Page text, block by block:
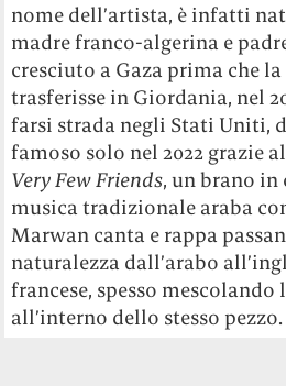
nome dell’artista, è infatti
madre franco-algerina e
cresciuto a Gaza prima che
trasferisse in Giordania, nel
farsi strada negli Stati Uniti,
famoso solo nel 2022 grazie
Very Few Friends, un brano in
musica tradizionale araba
Marwan canta e rappa
naturalezza dall’arabo
francese, spesso mescolando
all’interno dello stesso pezzo.